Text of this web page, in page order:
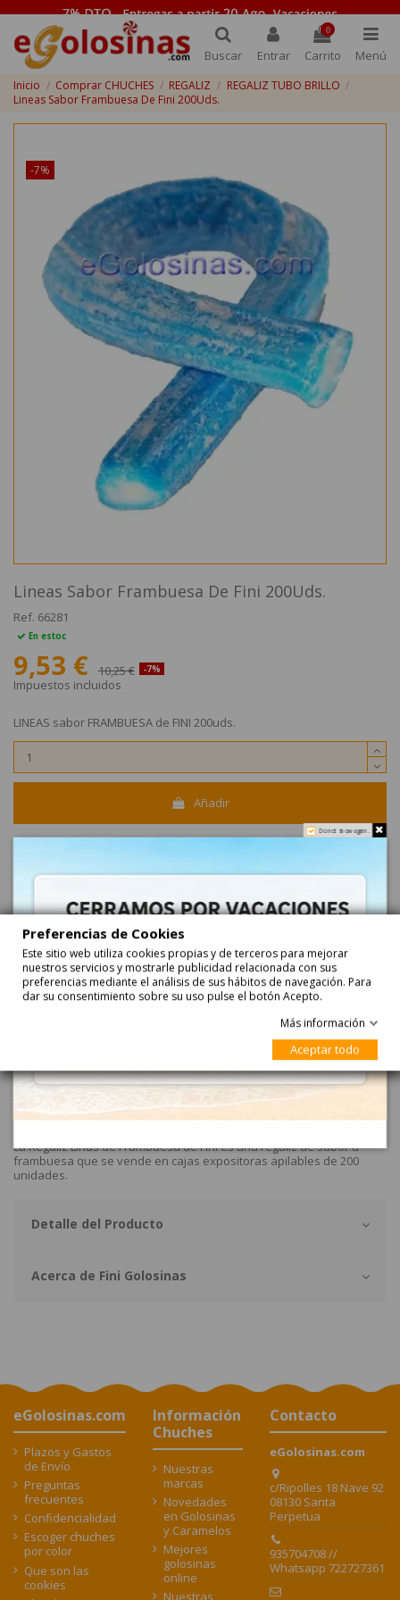
Buscar Entrar
0
Carrito Menú
Inicio Comprar CHUCHES REGALIZ
REGALIZ TUBO BRILLO
Lineas Sabor Frambuesa De Fini 200Uds.
-7%
Lineas Sabor Frambuesa De Fini 200Uds.
Ref. 66281
En estoc
9,53 € 10,25 € -7%
Impuestos incluidos
LINEAS sabor FRAMBUESA de FINI 200uds.
Añadir
entre
entre25-08-2026y26-08-2026conCorreos Express Baleares
Azul
Descripción
La Regaliz Linas de Frambuesa de Fini es una regaliz de sabor a
frambuesa que se vende en cajas expositoras apilables de 200
unidades.
Detalle del Producto
Acerca de Fini Golosinas
eGolosinas.com
Plazos y Gastos
de Envío
Preguntas
frecuentes
Confidencialidad
Escoger chuches
por color
Que son las
cookies
Información
Chuches
Nuestras
marcas
Novedades
en Golosinas
y Caramelos
Mejores
golosinas
online
Contacto
eGolosinas.com
c/Ripolles 18 Nave 92
08130 Santa
Perpetua
935704708 //
Whatsapp 722727361
Do not show again.
Preferencias de Cookies
Este sitio web utiliza cookies propias y de terceros para mejorar
nuestros servicios y mostrarle publicidad relacionada con sus
preferencias mediante el análisis de sus hábitos de navegación. Para
dar su consentimiento sobre su uso pulse el botón Acepto.
Más información
Aceptar todo